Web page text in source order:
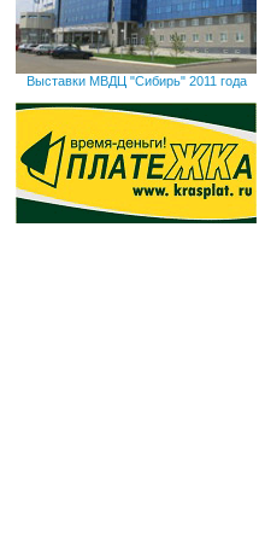
Выставки МВДЦ "Сибирь" 2011 года